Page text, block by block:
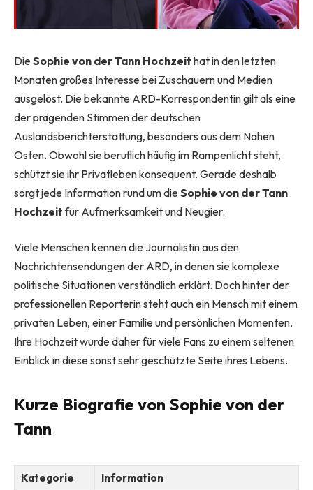
DieSophie von der Tann Hochzeit hat in den letzten
Monaten großes Interesse bei Zuschauern und Medien
ausgelöst. Die bekannte ARD-Korrespondentin gilt als eine
der prägenden Stimmen der deutschen
Auslandsberichterstattung, besonders aus dem Nahen
Osten. Obwohl sie beruflich häufig im Rampenlicht steht,
schützt sie ihr Privatleben konsequent. Gerade deshalb
sorgt jede Information rund um dieSophie von der Tann
Hochzeitfür Aufmerksamkeit und Neugier.
Viele Menschen kennen die Journalistin aus den
Nachrichtensendungen der ARD, in denen sie komplexe
politische Situationen verständlich erklärt. Doch hinter der
professionellen Reporterin steht auch ein Mensch mit einem
privaten Leben, einer Familie und persönlichen Momenten.
Ihre Hochzeit wurde daher für viele Fans zu einem seltenen
Einblick in diese sonst sehr geschützte Seite ihres Lebens.
Kurze Biografie von Sophie von der
Tann
Kategorie
Information